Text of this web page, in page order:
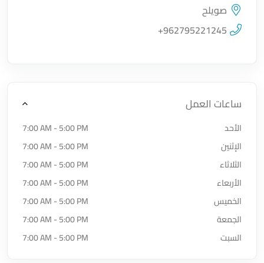
اضغط لتحميل الموقع
صويلح
+962795221245
ساعات العمل
الأحد
7:00 AM - 5:00 PM
الإثنين
7:00 AM - 5:00 PM
الثلاثاء
7:00 AM - 5:00 PM
الأربعاء
7:00 AM - 5:00 PM
الخميس
7:00 AM - 5:00 PM
الجمعة
7:00 AM - 5:00 PM
السبت
7:00 AM - 5:00 PM